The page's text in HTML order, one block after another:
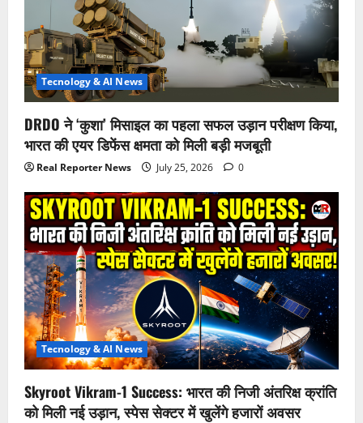
Tecnology & AI News
DRDO ने ‘कुशा’ मिसाइल का पहला सफल उड़ान परीक्षण किया,
भारत की एयर डिफेंस क्षमता को मिली बड़ी मजबूती
Real Reporter News July 25, 2026 0
Tecnology & AI News
Skyroot Vikram-1 Success: भारत की निजी अंतरिक्ष क्रांति
को मिली नई उड़ान, स्पेस सेक्टर में खुलेंगे हजारों अवसर